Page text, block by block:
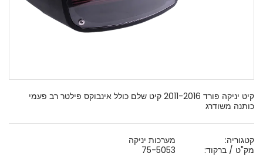
קיט יניקה פורד 2011-2016 קיט שלם כולל אינבוקס פילטר רב פעמי
כותנה משודרג
קטגוריה:
מערכות יניקה
מק"ט / ברקוד: